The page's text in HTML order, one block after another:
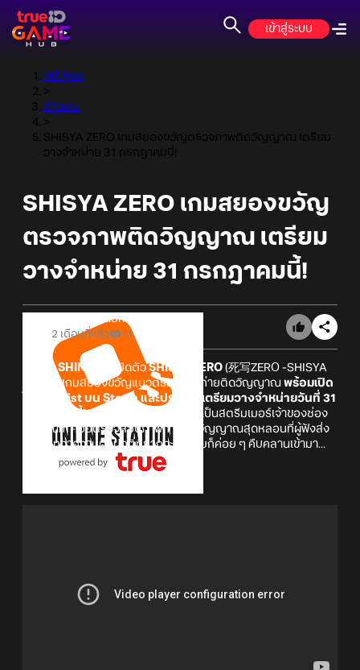
เข้าสู่ระบบ
หน้าแรก
>
ข่าวเกม
>
SHISYA ZERO เกมสยองขวัญตรวจภาพติดวิญญาณ เตรียม
วางจำหน่าย 31 กรกฎาคมนี้!
SHISYA ZERO เกมสยองขวัญ
ตรวจภาพติดวิญญาณ เตรียม
วางจำหน่าย 31 กรกฎาคมนี้!
Online Station
2 เดือนที่แล้ว
11
TEAM SHINZA ได้เปิดตัวSHISYA ZERO (死写ZERO -SHISYA
ZERO-) เกมสยองขวัญแนวตรวจภาพถ่ายติดวิญญาณ พร้อมเปิด
ให้ Wishlist บน Steam และประกาศเตรียมวางจำหน่ายวันที่ 31
กรกฎาคมนี้!ภายในเกมเราจะได้รับบทเป็นสตรีมเมอร์เจ้าของช่อง
Tatarium คอยตรวจสอบภาพถ่ายติดวิญญาณสุดหลอนที่ผู้ฟังส่ง
เข้ามา ทว่าความผิดปกติที่ยากจะอธิบายก็ค่อย ๆ คืบคลานเข้ามา...